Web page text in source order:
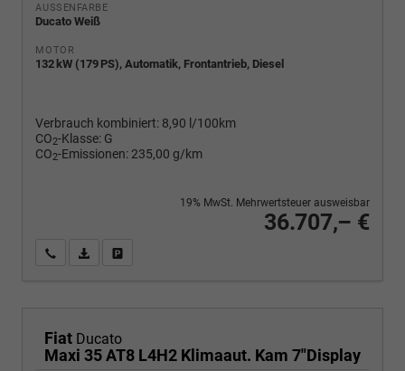
AUSSENFARBE
Ducato Weiß
MOTOR
132 kW (179 PS), Automatik, Frontantrieb, Diesel
Verbrauch kombiniert: 8,90 l/100km
CO2-Klasse: G
CO2-Emissionen: 235,00 g/km
36.707,– €
19% MwSt. Mehrwertsteuer ausweisbar
Wir rufen Sie anPDF-Fahrzeugexposé drucken
Fiat Ducato
Maxi 35 AT8 L4H2 Klimaaut. Kam 7"Display